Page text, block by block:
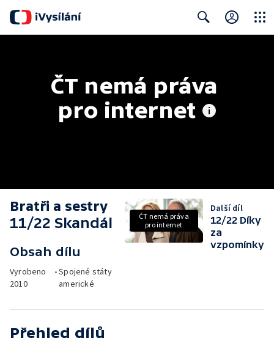
ČT nemá práva
pro internet
Bratři a sestry
11/22 Skandál
Obsah dílu
Vyrobeno
2010
•Spojené státy
americké
ČT nemá práva
pro internet
Další díl
12/22 Díky
za
vzpomínky
Přehled dílů